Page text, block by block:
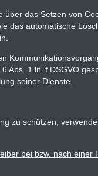
über das Setzen von
das automatische
Abs. 1 lit. f DSGVO
seiner Dienste.
zu schützen,
bei bzw. nach einer